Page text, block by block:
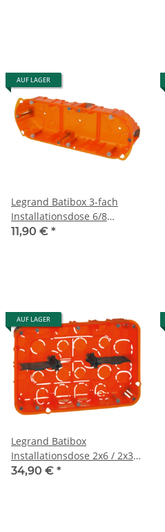
AUF LAGER
Legrand Batibox 3-fach
Installationsdose 6/8
Module 080103
11,90 € *
AUF LAGER
Legrand Batibox
Installationsdose 2x6 / 2x3x2
/ 2x8 Module 080126
34,90 € *